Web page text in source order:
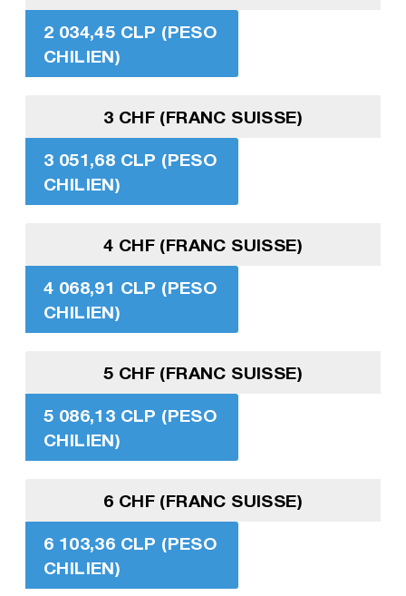
2 034,45 CLP (PESO
CHILIEN)
3 CHF (FRANC SUISSE)
3 051,68 CLP (PESO
CHILIEN)
4 CHF (FRANC SUISSE)
4 068,91 CLP (PESO
CHILIEN)
5 CHF (FRANC SUISSE)
5 086,13 CLP (PESO
CHILIEN)
6 CHF (FRANC SUISSE)
6 103,36 CLP (PESO
CHILIEN)